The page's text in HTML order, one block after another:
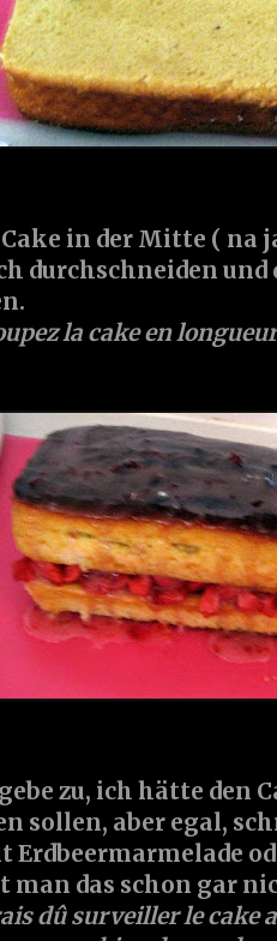
in der Mitte ( na
durchschneiden
la cake en
zu, ich hätte den
sollen, aber egal,
Erdbeermarmelade
man das schon gar
dû surveiller le cake